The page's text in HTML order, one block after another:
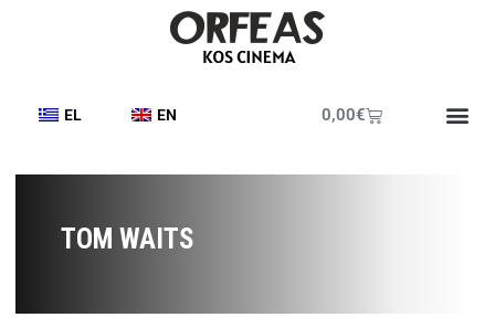
EL EN 0,00€
TOM WAITS